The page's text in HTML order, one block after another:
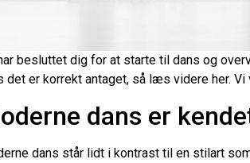
besluttet dig for at starte til dans og
det er korrekt antaget, så læs videre her.
dans er
dans står lidt i kontrast til en stilart